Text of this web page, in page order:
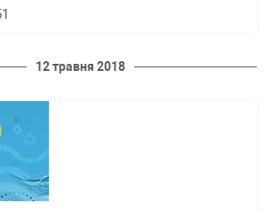
12 травня 2018